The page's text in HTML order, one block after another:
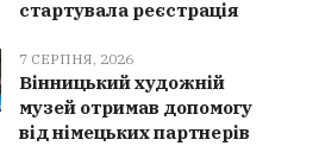
у ДТП»: на
учасника
загинув
стартувала реєстрація
7 СЕРПНЯ, 2026
Вінницький художній
музей отримав допомогу
від німецьких партнерів